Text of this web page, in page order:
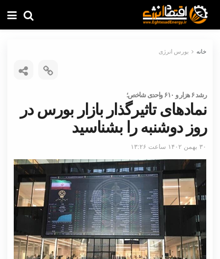
خانه بورس انرژی
رشد ۶ هزار و ۶۱۰ واحدی شاخص؛
نمادهای تاثیرگذار بازار بورس در
روز دوشنبه را بشناسید
۳۰ بهمن ۱۴۰۲ ساعت ۱۳:۲۶